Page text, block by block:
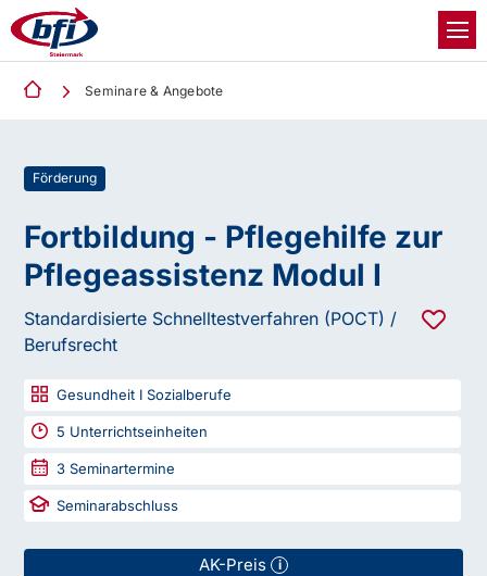
Seminare & Angebote
Förderung
Fortbildung - Pflegehilfe zur
Pflegeassistenz Modul I
Standardisierte Schnelltestverfahren (POCT) /
Berufsrecht
Gesundheit I Sozialberufe
5 Unterrichtseinheiten
3 Seminartermine
Seminarabschluss
AK-Preis i